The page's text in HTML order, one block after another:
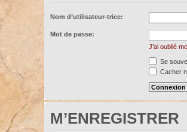
Nom d’utilisateur-trice:
Mot de passe:
J’ai oublié
Se
Cacher
M’ENREGISTRER